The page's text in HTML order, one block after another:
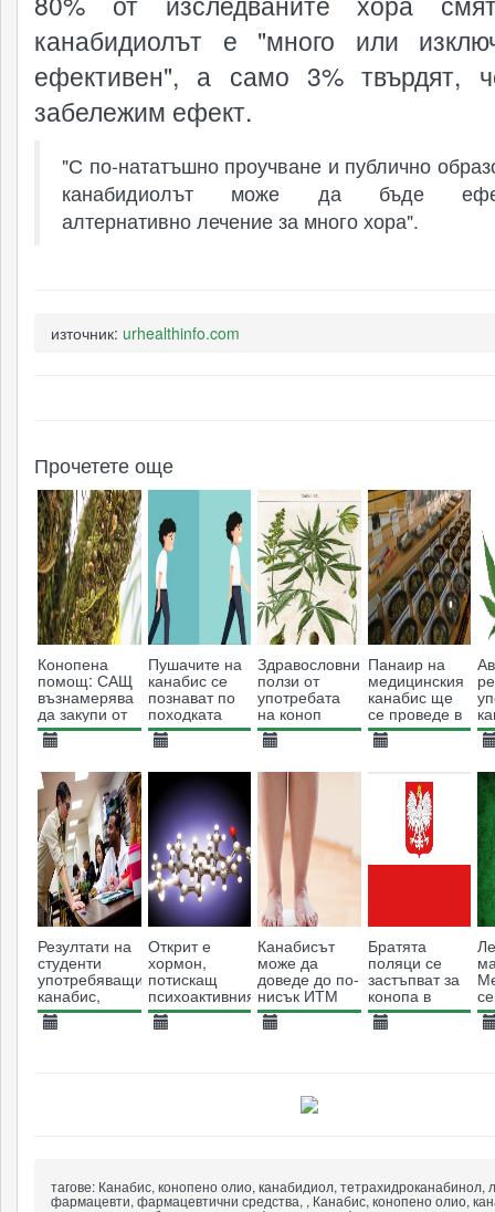
канабидиолът е "много или
ефективен", а само 3% твърдят,
забележим ефект.
"С по-нататъшно проучване и публично
канабидиолът може да бъде
алтернативно лечение за много хора".
източник: urhealthinfo.com
Прочетете още
Конопена
помощ: САЩ
възнамерява
да закупи от
Украйна
огромно
индустриален
коноп
8125
Пушачите на
канабис се
познават по
походката
6868
Здравословни
ползи от
употребата
на коноп
Панаир на
медицинския
канабис ще
се проведе в
Израел
2817
Резултати на
студенти
употребяващи
канабис,
показват по-
добри
Открит е
хормон,
потискащ
психоактивния
ефект на
канабиса
Канабисът
може да
доведе до по-
нисък ИТМ
Братята
поляци се
застъпват за
конопа в
България
тагове: Канабис, конопено олио, канабидиол, тетрахидроканабинол,
фармацевти, фармацевтични средства, , Канабис, конопено олио,